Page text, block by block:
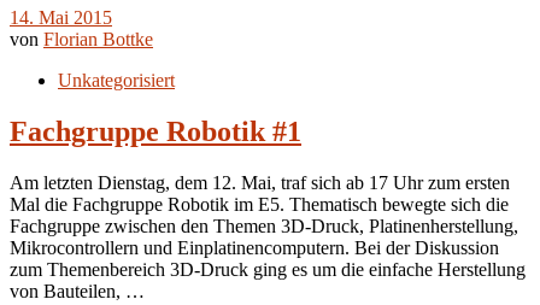
14. Mai 2015
von Florian Bottke
Unkategorisiert
Fachgruppe Robotik #1
Am letzten Dienstag, dem 12. Mai, traf sich ab 17 Uhr zum ersten
Mal die Fachgruppe Robotik im E5. Thematisch bewegte sich die
Fachgruppe zwischen den Themen 3D-Druck, Platinenherstellung,
Mikrocontrollern und Einplatinencomputern. Bei der Diskussion
zum Themenbereich 3D-Druck ging es um die einfache Herstellung
von Bauteilen, …